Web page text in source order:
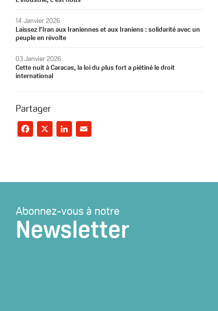
14 Janvier 2026
Laissez l’Iran aux Iraniennes et aux Iraniens : solidarité avec un
peuple en révolte
03 Janvier 2026
Cette nuit à Caracas, la loi du plus fort a piétiné le droit
international
Partager
Facebook
X LinkedIn
Abonnez-vous à notre
Newsletter